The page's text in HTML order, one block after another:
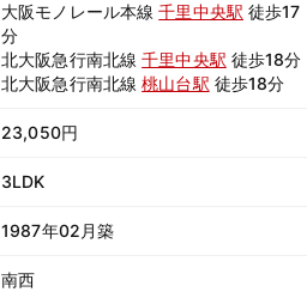
大阪モノレール本線千里中央駅 徒歩17
分
北大阪急行南北線千里中央駅 徒歩18分
北大阪急行南北線桃山台駅 徒歩18分
23,050円
3LDK
1987年02月築
南西